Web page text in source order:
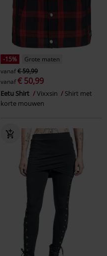
-15%
Grote maten
vanaf€ 59,99
vanaf€ 50,99
Eetu Shirt Vixxsin
Shirt met
korte mouwen